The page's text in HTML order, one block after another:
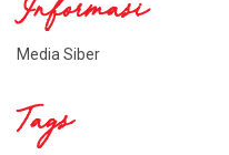
Informasi
Media Siber
Tags